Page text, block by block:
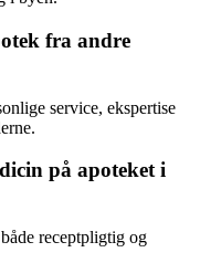
fra andre
service, ekspertise
på apoteket i
receptpligtig og